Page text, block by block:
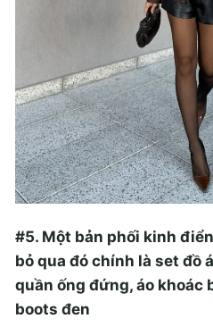
#5. Một bản phối kinh
bỏ qua đó chính là set đồ
quần ống đứng, áo khoác
boots đen